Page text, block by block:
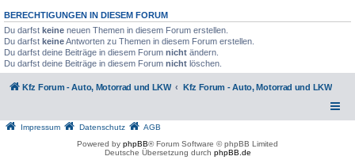
BERECHTIGUNGEN IN DIESEM FORUM
Du darfst keine neuen Themen in diesem Forum erstellen.
Du darfst keineAntworten zu Themen in diesem Forum erstellen.
Du darfst deine Beiträge in diesem Forum nicht ändern.
Du darfst deine Beiträge in diesem Forum nicht löschen.
Kfz Forum - Auto, Motorrad und LKW Kfz Forum - Auto, Motorrad und LKW
Impressum Datenschutz
AGB
Powered by phpBB® Forum Software © phpBB Limited
Deutsche Übersetzung durch phpBB.de